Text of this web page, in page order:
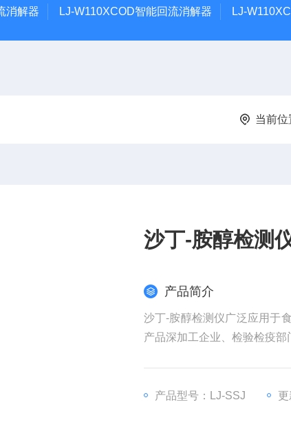
消解器 LJ-W110XCOD智能回流消解器 LJ-
当前位
沙丁-胺醇检测
产品简介
沙丁-胺醇检测仪广泛应用于
产品深加工企业、检验检疫部
产品型号：LJ-SSJ